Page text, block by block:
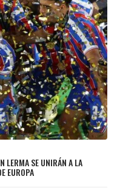
LERMA SE UNIRÁN A LA
EUROPA